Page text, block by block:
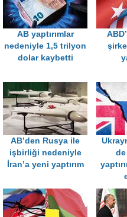
AB yaptırımlar
nedeniyle 1,5 trilyon
dolar kaybetti
AB’den Rusya ile
işbirliği nedeniyle
İran’a yeni yaptırım